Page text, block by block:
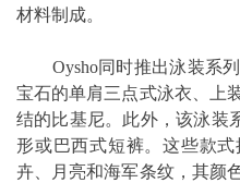
材料制成。
Oysho同时推出泳装系列
宝石的单肩三点式泳衣、上
结的比基尼。此外，该泳装
形或巴西式短裤。这些款
卉、月亮和海军条纹，其颜